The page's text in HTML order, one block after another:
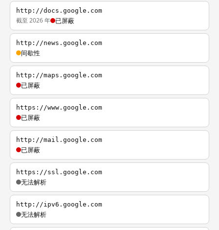
http://docs.google.com
截至 2026 年 已屏蔽
http://news.google.com
间歇性
http://maps.google.com
已屏蔽
https://www.google.com
已屏蔽
http://mail.google.com
已屏蔽
https://ssl.google.com
无法解析
http://ipv6.google.com
无法解析